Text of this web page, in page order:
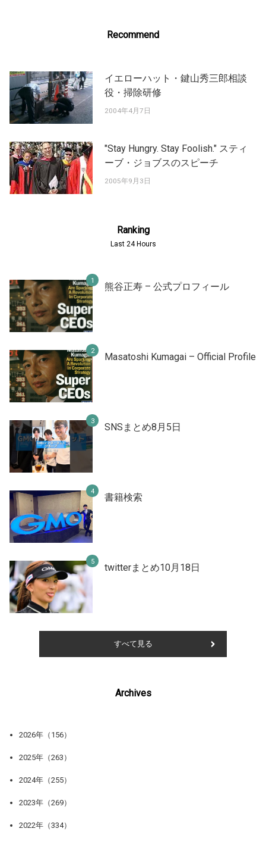
Recommend
イエローハット・鍵山秀三郎相談
役・掃除研修
2004年4月7日
"Stay Hungry. Stay Foolish." スティ
ーブ・ジョブスのスピーチ
2005年9月3日
Ranking
Last 24 Hours
熊谷正寿 – 公式プロフィール
Masatoshi Kumagai – Official Profile
SNSまとめ8月5日
書籍検索
twitterまとめ10月18日
すべて見る
Archives
2026年（156）
2025年（263）
2024年（255）
2023年（269）
2022年（334）